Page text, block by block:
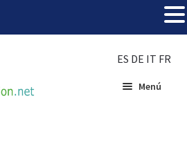
ES DE IT FR
Menú